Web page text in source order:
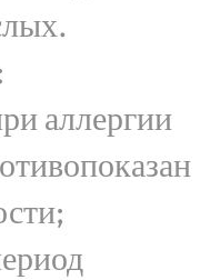
аллергии